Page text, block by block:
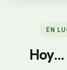
EN